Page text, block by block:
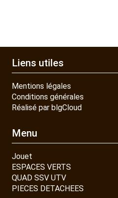
Liens utiles
Mentions légales
Conditions générales
Réalisé par blgCloud
Menu
Jouet
ESPACES VERTS
QUAD SSV UTV
PIECES DETACHEES